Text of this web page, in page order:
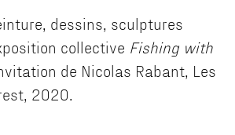
dessins, sculptures
collective Fishing with
de Nicolas Rabant, Les
2020.